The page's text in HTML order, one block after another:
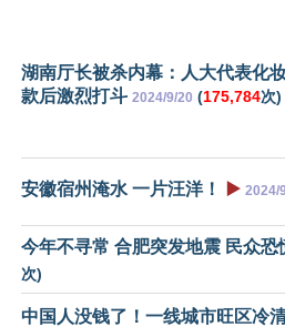
湖南厅长被杀内幕：人大代表化
款后激烈打斗 2024/9/20 (175,784次)
安徽宿州淹水 一片汪洋！ ▶️ 2024/
今年不寻常 合肥突发地震 民众恐
次)
中国人没钱了！一线城市旺区冷